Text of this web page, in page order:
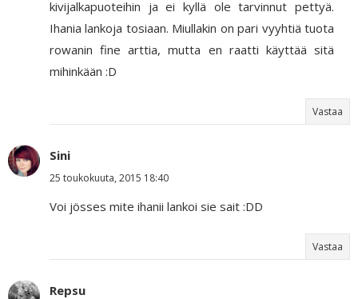
kivijalkapuoteihin ja ei kyllä ole tarvinnut pettyä.
Ihania lankoja tosiaan. Miullakin on pari vyyhtiä tuota
rowanin fine arttia, mutta en raatti käyttää sitä
mihinkään :D
Vastaa
Sini
25 toukokuuta, 2015 18:40
Voi jösses mite ihanii lankoi sie sait :DD
Vastaa
Repsu